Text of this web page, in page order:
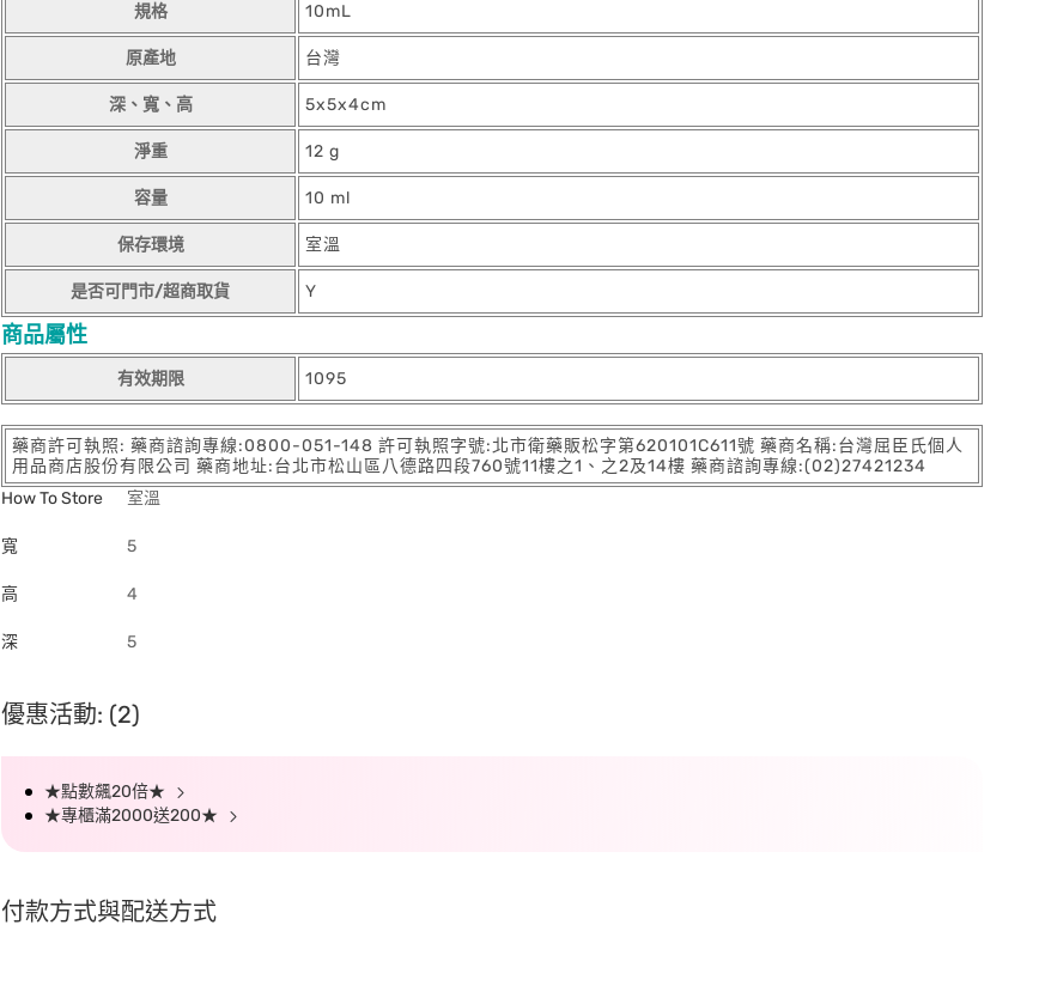
規格 10mL
原產地 台灣
深、寬、高 5x5x4cm
淨重 12 g
容量 10 ml
保存環境 室溫
是否可門市/超商取貨 Y
商品屬性
有效期限 1095
藥商許可執照: 藥商諮詢專線:0800-051-148 許可執照字號:北市衛藥販松字第620101C611號 藥商名稱:台灣屈臣氏個人
用品商店股份有限公司 藥商地址:台北市松山區八德路四段760號11樓之1、之2及14樓 藥商諮詢專線:(02)27421234
How To Store
室溫
寬 5
高 4
深 5
優惠活動: (2)
★點數飆20倍★
★專櫃滿2000送200★
付款方式與配送方式